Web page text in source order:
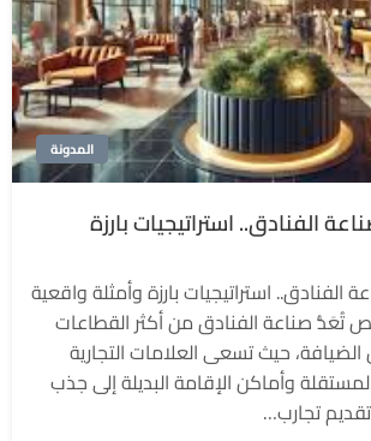
المدونة
الفنادق.. استراتيجيات بارزة
استراتيجيات بارزة وأمثلة واقعية
تُعَدُّ صناعة الفنادق من أكثر القطاعات
حيث تسعى العلامات التجارية
وأماكن الإقامة البديلة إلى جذب
تجارب…